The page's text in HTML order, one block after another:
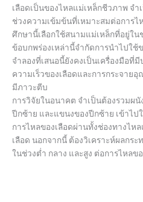
เลือดเป็นของไหลแม่เหล็กชีวภาพ จ
ช่วงความเข้มข้นที่เหมาะสมต่อการไ
ศึกษานี้เลือกใช้สนามแม่เหล็กที่อยู่ใน
ข้อบกพร่องเหล่านี้จำกัดการนำไปใ
จำลองที่เสนอนี้ยังคงเป็นเครื่องมือที่
ความเร็วของเลือดและการกระจาย
มีภาวะตีบ
การวิจัยในอนาคต จำเป็นต้องรวมผ
ปีกซ้าย และแขนงของปีกซ้าย เข้าไ
การไหลของเลือดผ่านทั้งช่องทางไห
เลือด นอกจากนี้ ต้องวิเคราะห์ผลกร
ในช่วงต่ำ กลาง และสูง ต่อการไหลข